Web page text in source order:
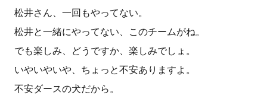
松井さん、一回もやってない。
松井と一緒にやってない、このチームがね。
でも楽しみ、どうですか、楽しみでしょ。
いやいやいや、ちょっと不安ありますよ。
不安ダースの犬だから。